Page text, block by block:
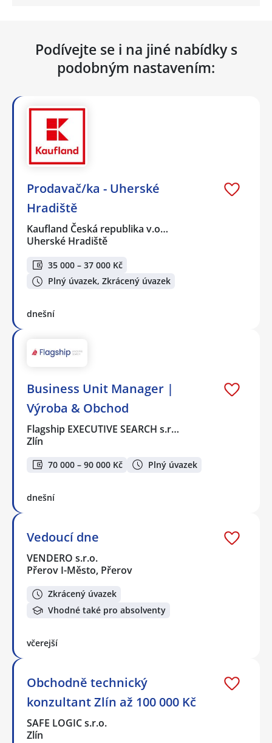
Podívejte se i na jiné nabídky s
podobným nastavením:
Prodavač/ka - Uherské
Hradiště
Kaufland Česká republika v.o…
Uherské Hradiště
35 000 – 37 000 Kč
Plný úvazek, Zkrácený úvazek
dnešní
Business Unit Manager |
Výroba & Obchod
Flagship EXECUTIVE SEARCH s.r…
Zlín
70 000 – 90 000 Kč Plný úvazek
dnešní
Vedoucí dne
VENDERO s.r.o.
Přerov I-Město, Přerov
Zkrácený úvazek
Vhodné také pro absolventy
včerejší
Obchodně technický
konzultant Zlín až 100 000 Kč
SAFE LOGIC s.r.o.
Zlín